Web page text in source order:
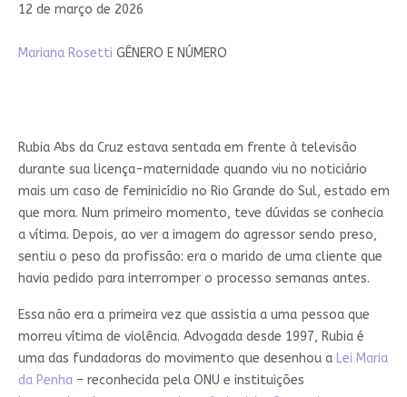
12 de março de 2026
Mariana Rosetti GÊNERO E NÚMERO
Rubia Abs da Cruz estava sentada em frente à televisão
durante sua licença-maternidade quando viu no noticiário
mais um caso de feminicídio no Rio Grande do Sul, estado em
que mora. Num primeiro momento, teve dúvidas se conhecia
a vítima. Depois, ao ver a imagem do agressor sendo preso,
sentiu o peso da profissão: era o marido de uma cliente que
havia pedido para interromper o processo semanas antes.
Essa não era a primeira vez que assistia a uma pessoa que
morreu vítima de violência. Advogada desde 1997, Rubia é
uma das fundadoras do movimento que desenhou a Lei Maria
da Penha – reconhecida pela ONU e instituições